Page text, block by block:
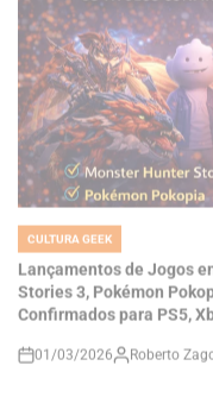
POSTED
IN
CULTURA GEEK
Lançamentos de Jogos
Stories 3, Pokémon
Confirmados para PS5,
on
01/03/2026 Roberto